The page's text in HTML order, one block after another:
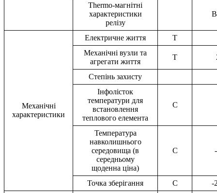
Thermo-магнітні
характеристики
релізу
Механічні
характеристики
Електричне життя
T
Механічні вузли та
агрегати життя
T
Степінь захисту
Інфолісток
температури для
встановлення
теплового елемента
C
Температура
навколишнього
середовища (в
середньому
щоденна ціна)
C
Точка зберігання C -